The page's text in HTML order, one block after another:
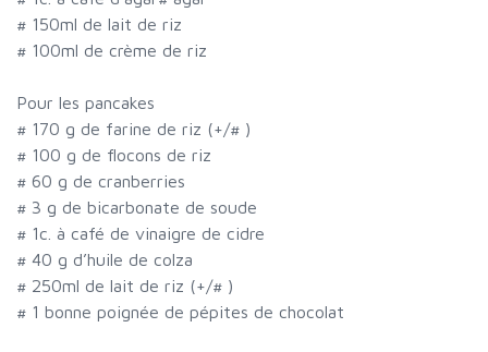
# 150ml de lait de riz
# 100ml de crème de riz
Pour les pancakes
# 170 g de farine de riz (+/# )
# 100 g de flocons de riz
# 60 g de cranberries
# 3 g de bicarbonate de soude
# 1c. à café de vinaigre de cidre
# 40 g d’huile de colza
# 250ml de lait de riz (+/# )
# 1 bonne poignée de pépites de chocolat